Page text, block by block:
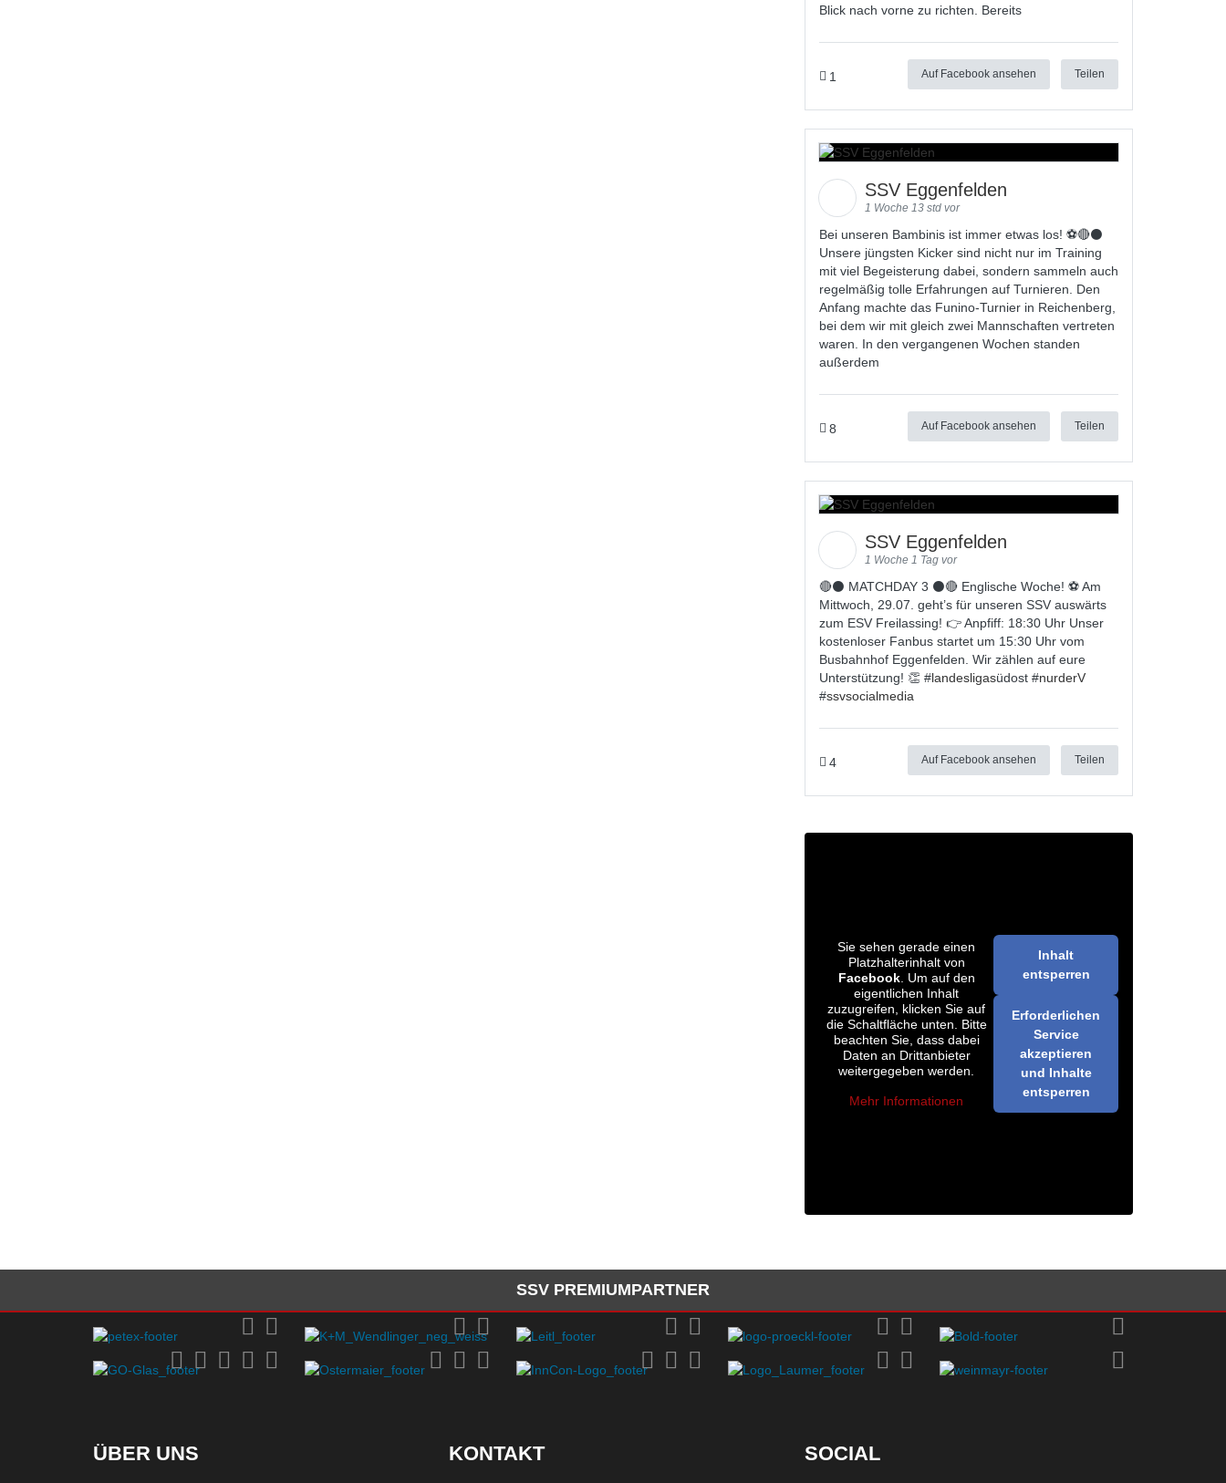
Blick nach vorne zu richten. Bereits
1 Auf Facebook ansehen Teilen
SSV Eggenfelden
1 Woche 13 std vor
Bei unseren Bambinis ist immer etwas los! ⚽️🔴⚫
Unsere jüngsten Kicker sind nicht nur im Training
mit viel Begeisterung dabei, sondern sammeln auch
regelmäßig tolle Erfahrungen auf Turnieren. Den
Anfang machte das Funino-Turnier in Reichenberg,
bei dem wir mit gleich zwei Mannschaften vertreten
waren. In den vergangenen Wochen standen
außerdem
8 Auf Facebook ansehen Teilen
SSV Eggenfelden
1 Woche 1 Tag vor
🔴⚫️ MATCHDAY 3 ⚫️🔴 Englische Woche! ⚽ Am
Mittwoch, 29.07. geht’s für unseren SSV auswärts
zum ESV Freilassing! 👉 Anpfiff: 18:30 Uhr Unser
kostenloser Fanbus startet um 15:30 Uhr vom
Busbahnhof Eggenfelden. Wir zählen auf eure
Unterstützung! 👏 #landesligasüdost #nurderV
#ssvsocialmedia
4 Auf Facebook ansehen Teilen
Sie sehen gerade einen
Platzhalterinhalt von
Facebook. Um auf den
eigentlichen Inhalt
zuzugreifen, klicken Sie auf
die Schaltfläche unten. Bitte
beachten Sie, dass dabei
Daten an Drittanbieter
weitergegeben werden.
Mehr Informationen
Inhalt
entsperren
Erforderlichen
Service
akzeptieren
und Inhalte
entsperren
SSV PREMIUMPARTNER
ÜBER UNS KONTAKT SOCIAL